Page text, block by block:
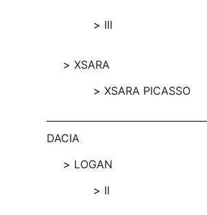
III
XSARA
XSARA PICASSO
DACIA
LOGAN
II